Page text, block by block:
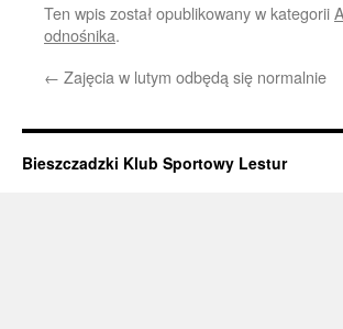
Ten wpis został opublikowany w kategorii
odnośnika.
← Zajęcia w lutym odbędą się normalnie
Bieszczadzki Klub Sportowy